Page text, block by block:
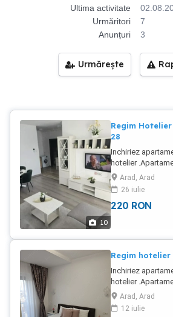
Ultima activitate
Urmăritori
7
Anunțuri
3
Urmărește
10
Regim
28
Inchiriez
hotelier
cartier rezidential
de aeroport stație
Afi .Apartamentul
condiționat
camera Wi-Fi
lenjerii albe
privata. Pret 1 2
3 4 pers 250 lei
Arad, Arad
26 iulie
220 RON
Regim hotelier
Inchiriez
hotelier
cartier rezidential
de aeroport stație
Afi .Apartamentul
Arad, Arad
12 iulie